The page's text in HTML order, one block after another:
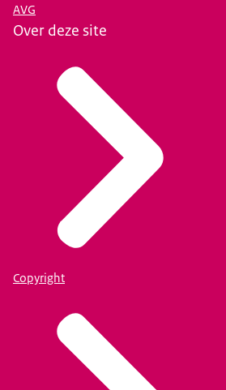
AVG
Over deze site
Copyright